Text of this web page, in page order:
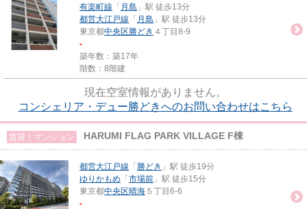
有楽町線 「 月島 」駅 徒歩13分
都営大江戸線 「 月島 」駅 徒歩13分
東京都中央区勝どき ４丁目8-9
-
築年数：築17年
階数：8階建
現在空室情報がありません。
コンシェリア・デュー勝どきへのお問い合わせはこちら
賃貸｜マンション HARUMI FLAG PARK VILLAGE F棟
都営大江戸線 「 勝どき 」駅 徒歩19分
ゆりかもめ 「 市場前 」駅 徒歩15分
東京都中央区晴海 ５丁目6-6
-